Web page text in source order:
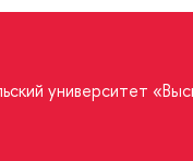
университет